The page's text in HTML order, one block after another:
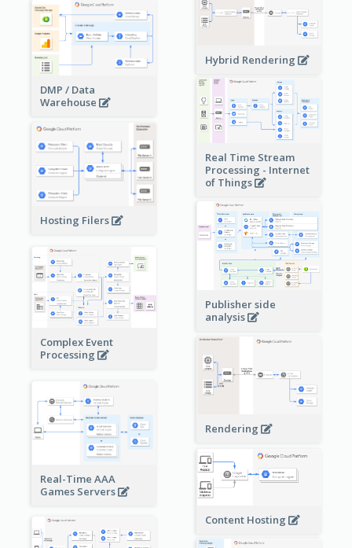
Hybrid Rendering
DMP / Data
Warehouse
Real Time Stream
Processing - Internet
of Things
Hosting Filers
Publisher side
analysis
Complex Event
Processing
Rendering
Real-Time AAA
Games Servers
Content Hosting